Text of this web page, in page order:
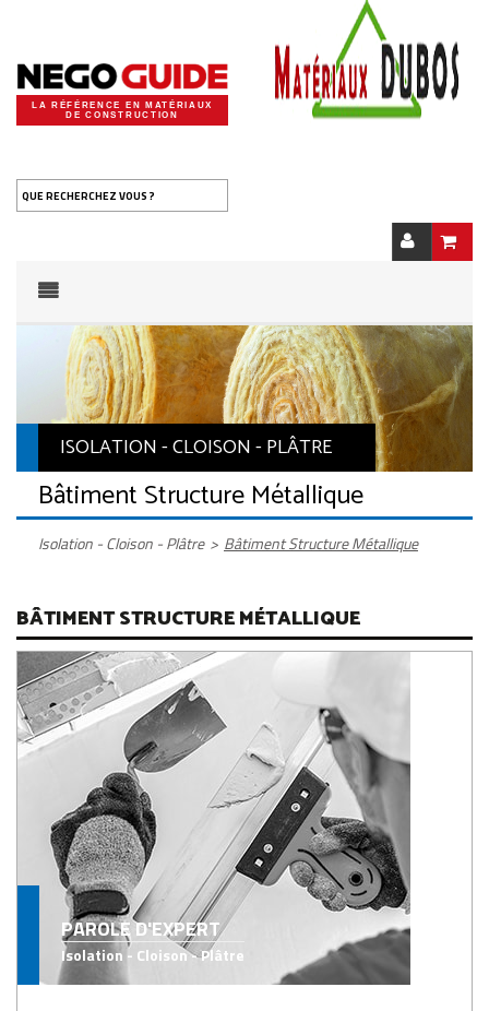
LA RÉFÉRENCE EN MATÉRIAUX
DE CONSTRUCTION
QUE RECHERCHEZ VOUS ?
ISOLATION - CLOISON - PLÂTRE
Bâtiment Structure Métallique
Isolation - Cloison - Plâtre > Bâtiment Structure Métallique
BÂTIMENT STRUCTURE MÉTALLIQUE
PAROLE D'EXPERT
Isolation - Cloison - Plâtre